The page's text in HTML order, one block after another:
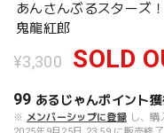
あんさんぶるスターズ
鬼龍紅郎
¥3,300 SOLD
99 あるじゃんポイント
※ メンバーシップに登録 し、購